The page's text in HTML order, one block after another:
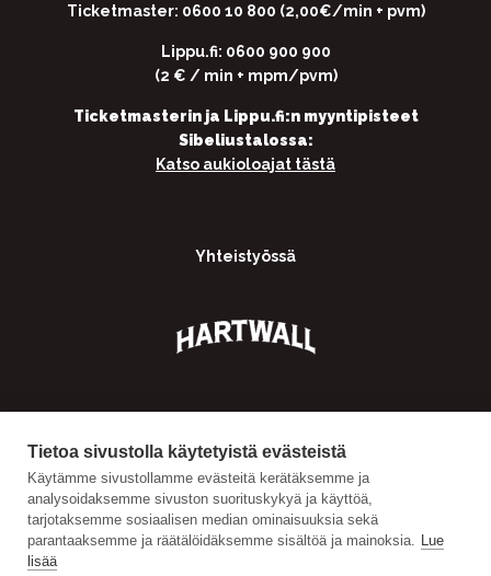
Tietoa sivustolla käytetyistä evästeistä
Käytämme sivustollamme evästeitä kerätäksemme ja
analysoidaksemme sivuston suorituskykyä ja käyttöä,
tarjotaksemme sosiaalisen median ominaisuuksia sekä
parantaaksemme ja räätälöidäksemme sisältöä ja mainoksia. Lue
lisää
Ticketmaster: 0600 10 800 (2,00€/min + pvm)
Lippu.fi: 0600 900 900
(2 € / min + mpm/pvm)
Ticketmasterin ja Lippu.fi:n myyntipisteet
Sibeliustalossa:
Katso aukioloajat tästä
Yhteistyössä